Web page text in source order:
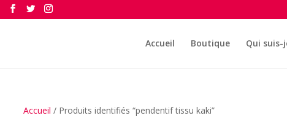
Accueil Boutique Qui suis-
Accueil / Produits identifiés “pendentif tissu kaki”